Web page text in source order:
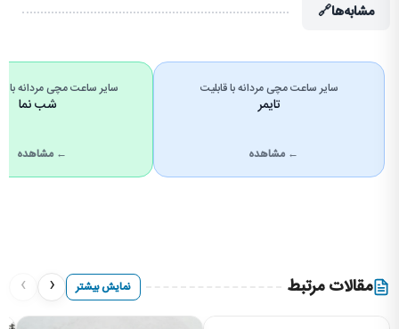
مشابه‌ها🔗
سایر ساعت مچی مردانه با قابلیت
تایمر
← مشاهده
سایر ساعت مچی مردانه
شب نما
← مشاهده
مقالات مرتبط نمایش بیشتر ‹
›